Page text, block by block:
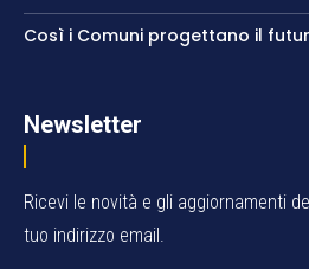
Così i Comuni progettano il
Newsletter
Ricevi le novità e gli aggiornamenti
tuo indirizzo email.